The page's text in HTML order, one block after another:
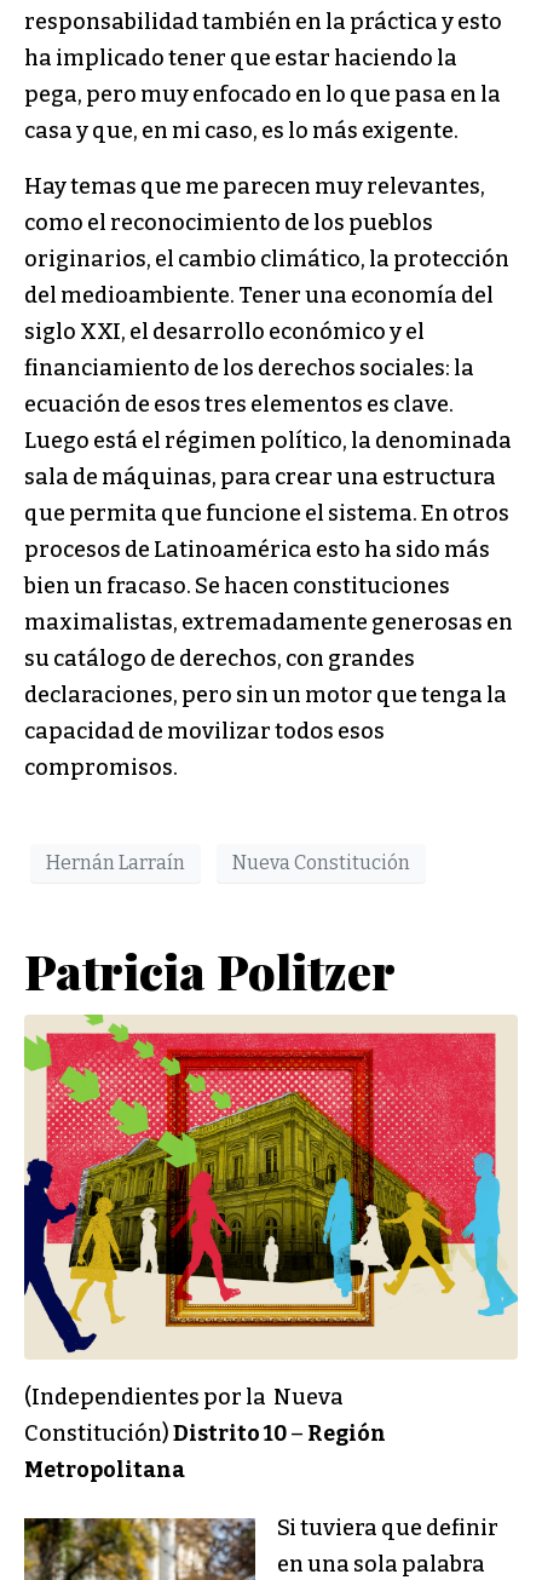
responsabilidad también en la práctica y esto
ha implicado tener que estar haciendo la
pega, pero muy enfocado en lo que pasa en la
casa y que, en mi caso, es lo más exigente.
Hay temas que me parecen muy relevantes,
como el reconocimiento de los pueblos
originarios, el cambio climático, la protección
del medioambiente. Tener una economía del
siglo XXI, el desarrollo económico y el
financiamiento de los derechos sociales: la
ecuación de esos tres elementos es clave.
Luego está el régimen político, la denominada
sala de máquinas, para crear una estructura
que permita que funcione el sistema. En otros
procesos de Latinoamérica esto ha sido más
bien un fracaso. Se hacen constituciones
maximalistas, extremadamente generosas en
su catálogo de derechos, con grandes
declaraciones, pero sin un motor que tenga la
capacidad de movilizar todos esos
compromisos.
Hernán Larraín Nueva Constitución
Patricia Politzer
(Independientes por la Nueva
Constitución)Distrito 10– Región
Metropolitana
Si tuviera que definir
en una sola palabra